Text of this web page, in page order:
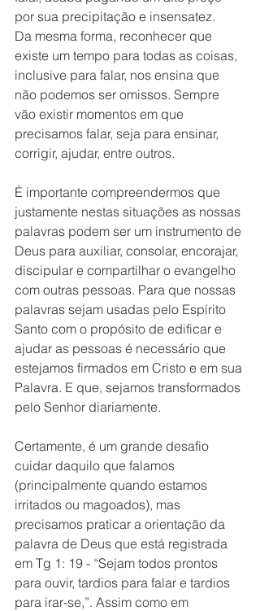
por sua precipitação e insensatez.
Da mesma forma, reconhecer que
existe um tempo para todas as coisas,
inclusive para falar, nos ensina que
não podemos ser omissos. Sempre
vão existir momentos em que
precisamos falar, seja para ensinar,
corrigir, ajudar, entre outros.
É importante compreendermos que
justamente nestas situações as nossas
palavras podem ser um instrumento de
Deus para auxiliar, consolar, encorajar,
discipular e compartilhar o evangelho
com outras pessoas. Para que nossas
palavras sejam usadas pelo Espírito
Santo com o propósito de edificar e
ajudar as pessoas é necessário que
estejamos firmados em Cristo e em sua
Palavra. E que, sejamos transformados
pelo Senhor diariamente.
Certamente, é um grande desafio
cuidar daquilo que falamos
(principalmente quando estamos
irritados ou magoados), mas
precisamos praticar a orientação da
palavra de Deus que está registrada
em Tg 1: 19 - “Sejam todos prontos
para ouvir, tardios para falar e tardios
para irar-se,”. Assim como em